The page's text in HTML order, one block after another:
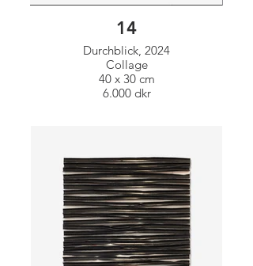
14
Durchblick, 2024
Collage
40 x 30 cm
6.000 dkr